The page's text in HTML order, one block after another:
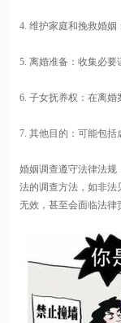
4. 维护家庭和挽救婚姻
5. 离婚准备：收集必要
6. 子女抚养权：在离婚
7. 其他目的：可能包括
婚姻调查遵守法律法
法的调查方法，如非
无效，甚至会面临法律